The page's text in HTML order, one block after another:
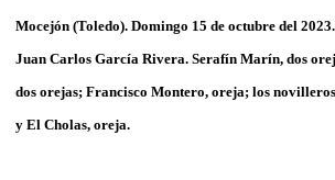
Mocejón (Toledo). Domingo 15 de octubre del
Juan Carlos García Rivera. Serafín Marín, dos
dos orejas; Francisco Montero, oreja; los
y El Cholas, oreja.